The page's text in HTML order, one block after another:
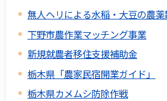
無人ヘリによる水稲・大豆の農
下野市農作業マッチング事業
新規就農者移住支援補助金
栃木県「農家民宿開業ガイド」
栃木県カメムシ防除作戦